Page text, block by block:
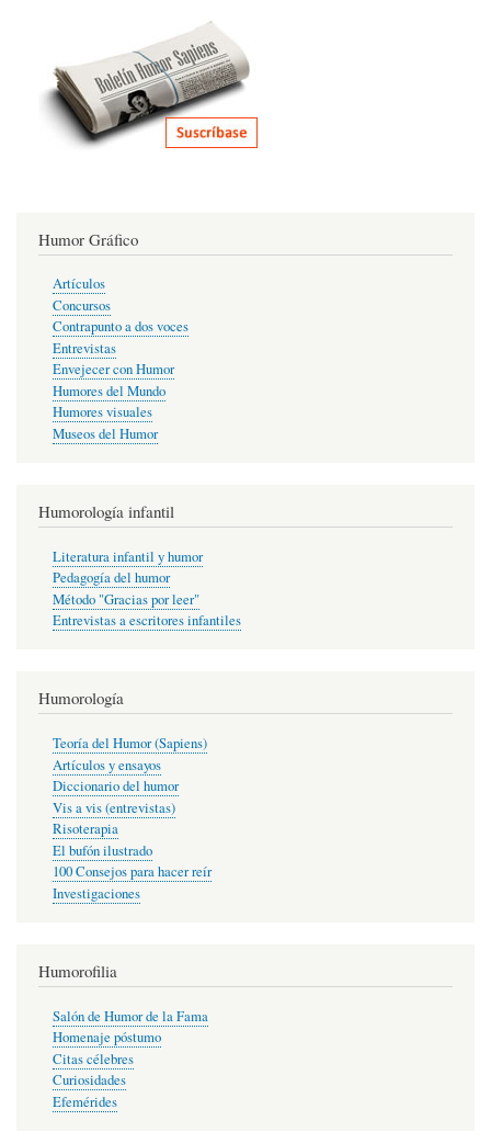
Humor Gráfico
Artículos
Concursos
Contrapunto a dos voces
Entrevistas
Envejecer con Humor
Humores del Mundo
Humores visuales
Museos del Humor
Humorología infantil
Literatura infantil y humor
Pedagogía del humor
Método "Gracias por leer"
Entrevistas a escritores infantiles
Humorología
Teoría del Humor (Sapiens)
Artículos y ensayos
Diccionario del humor
Vis a vis (entrevistas)
Risoterapia
El bufón ilustrado
100 Consejos para hacer reír
Investigaciones
Humorofilia
Salón de Humor de la Fama
Homenaje póstumo
Citas célebres
Curiosidades
Efemérides